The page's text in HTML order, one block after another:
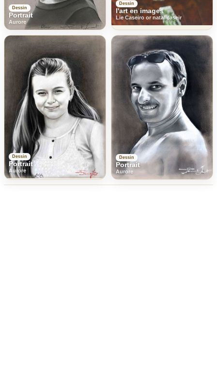
Dessin
Portrait
Aurore
Dessin
l'art en images
Lie Caseiro or natalicaseir
Dessin
Portrait
Aurore
Dessin
Portrait
Aurore